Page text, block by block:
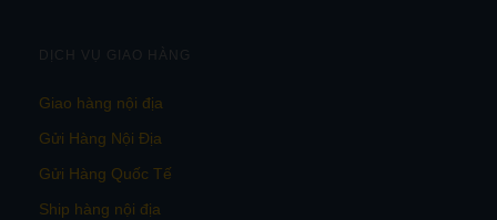
DỊCH VỤ GIAO HÀNG
Giao hàng nội địa
Gửi Hàng Nội Địa
Gửi Hàng Quốc Tế
Ship hàng nội địa